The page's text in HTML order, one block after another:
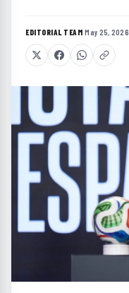
EDITORIAL TEAM·May 25, 2026